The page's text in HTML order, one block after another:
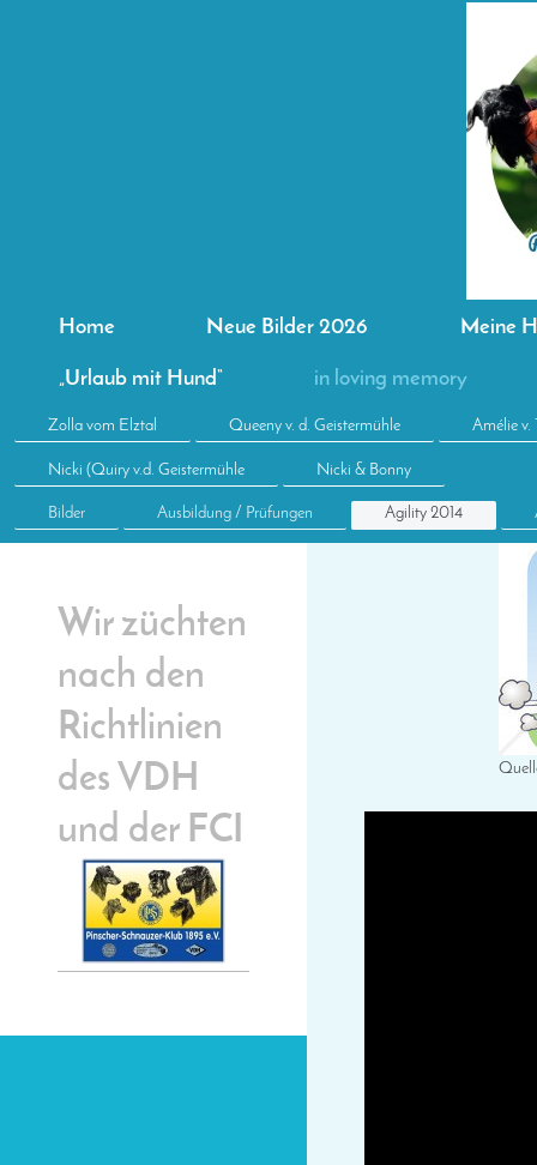
Home Neue Bilder 2026 Meine
„Urlaub mit Hund“ in loving memory
Zolla vom Elztal Queeny v. d. Geistermühle Amélie v.
Nicki (Quiry v.d. Geistermühle Nicki & Bonny
Bilder Ausbildung / Prüfungen Agility 2014
Wir züchten
nach den
Richtlinien
des VDH
und der FCI